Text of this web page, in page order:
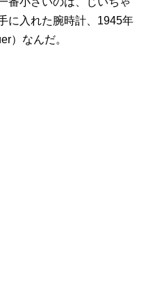
に入れた腕時計、1945年
）なんだ。